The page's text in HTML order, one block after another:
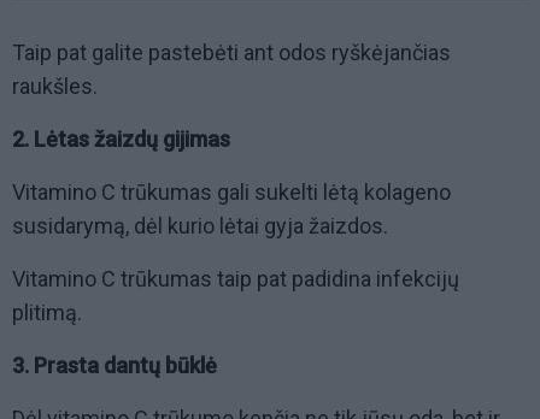
Taip pat galite pastebėti ant odos ryškėjančias
raukšles.
2. Lėtas žaizdų gijimas
Vitamino C trūkumas gali sukelti lėtą kolageno
susidarymą, dėl kurio lėtai gyja žaizdos.
Vitamino C trūkumas taip pat padidina infekcijų
plitimą.
3. Prasta dantų būklė